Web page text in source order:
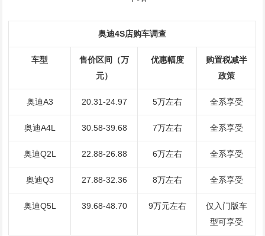
奥迪4S店购车调查
车型
售价区间（万
元）
优惠幅度
购置税减半
政策
奥迪A3 20.31-24.97 5万左右 全系享受
奥迪A4L 30.58-39.68 7万左右 全系享受
奥迪Q2L 22.88-26.88 6万左右 全系享受
奥迪Q3 27.88-32.36 8万左右 全系享受
奥迪Q5L 39.68-48.70 9万元左右
仅入门版车
型可享受